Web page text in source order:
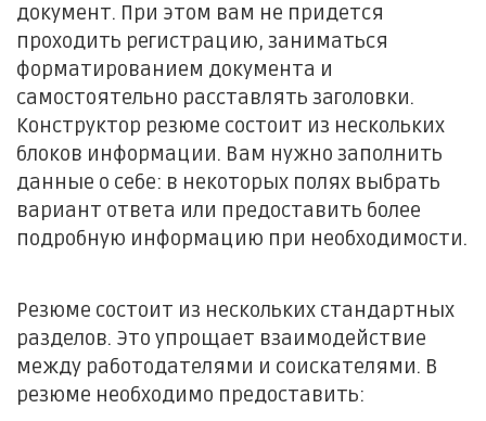
документ. При этом вам не придется
проходить регистрацию, заниматься
форматированием документа и
самостоятельно расставлять заголовки.
Конструктор резюме состоит из нескольких
блоков информации. Вам нужно заполнить
данные о себе: в некоторых полях выбрать
вариант ответа или предоставить более
подробную информацию при необходимости.
Резюме состоит из нескольких стандартных
разделов. Это упрощает взаимодействие
между работодателями и соискателями. В
резюме необходимо предоставить: